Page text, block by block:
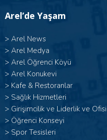
Arel’de Yaşam
> Arel News
> Arel Medya
> Arel Öğrenci Köyü
> Arel Konukevi
> Kafe & Restoranlar
> Sağlık Hizmetleri
> Girişimcilik ve Liderlik ve Ofisi
> Öğrenci Konseyi
> Spor Tesisleri